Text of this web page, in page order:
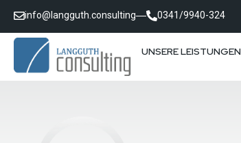
info@langguth.consulting 0341/9940-324
UNSERE LEISTUNGEN